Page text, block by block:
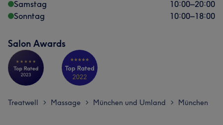
Samstag
10:00–20:00
Sonntag
10:00–18:00
Salon Awards
Treatwell > Massage > München und Umland > München